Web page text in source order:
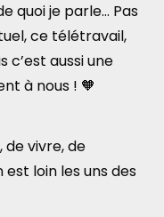
quoi je parle… Pas
ce télétravail,
c’est aussi une
à nous ! 🧡
de vivre, de
loin les uns des